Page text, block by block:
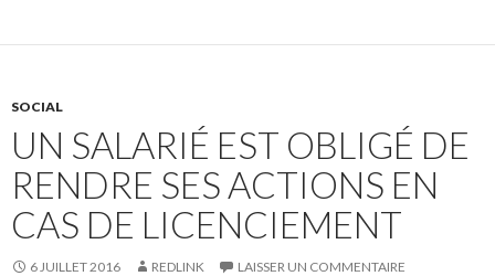
SOCIAL
UN SALARIÉ EST OBLIGÉ DE
RENDRE SES ACTIONS EN
CAS DE LICENCIEMENT
6 JUILLET 2016 REDLINK LAISSER UN COMMENTAIRE